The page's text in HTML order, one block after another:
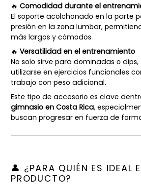
🔥 Comodidad durante el
El soporte acolchonado en la parte
presión en la zona lumbar,
más largos y cómodos.
🔥 Versatilidad en el entrenamiento
No solo sirve para dominadas o
utilizarse en ejercicios funcionales
trabajo con peso adicional.
Este tipo de accesorio es clave
gimnasio en Costa Rica,
buscan progresar en fuerza de
👤 ¿PARA QUIÉN ES IDEAL
PRODUCTO?